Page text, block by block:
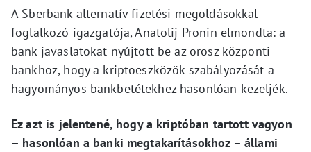
A Sberbank alternatív fizetési megoldásokkal
foglalkozó igazgatója, Anatolij Pronin elmondta: a
bank javaslatokat nyújtott be az orosz központi
bankhoz, hogy a kriptoeszközök szabályozását a
hagyományos bankbetétekhez hasonlóan kezeljék.
Ez azt is jelentené, hogy a kriptóban tartott vagyon
– hasonlóan a banki megtakarításokhoz – állami